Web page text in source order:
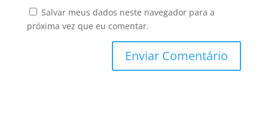
Salvar meus dados neste navegador para a
próxima vez que eu comentar.